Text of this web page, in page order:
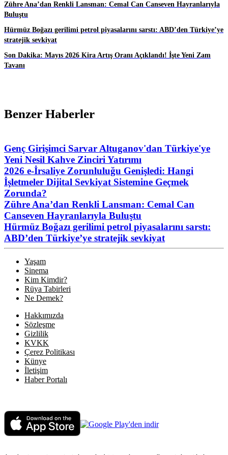
Zühre Ana’dan Renkli Lansman: Cemal Can Canseven Hayranlarıyla
Buluştu
Hürmüz Boğazı gerilimi petrol piyasalarını sarstı: ABD’den Türkiye’ye
stratejik sevkiyat
Son Dakika: Mayıs 2026 Kira Artış Oranı Açıklandı! İşte Yeni Zam
Tavanı
Benzer Haberler
Genç Girişimci Sarvar Altuganov'dan Türkiye'ye
Yeni Nesil Kahve Zinciri Yatırımı
2026 e-İrsaliye Zorunluluğu Genişledi: Hangi
İşletmeler Dijital Sevkiyat Sistemine Geçmek
Zorunda?
Zühre Ana’dan Renkli Lansman: Cemal Can
Canseven Hayranlarıyla Buluştu
Hürmüz Boğazı gerilimi petrol piyasalarını sarstı:
ABD’den Türkiye’ye stratejik sevkiyat
Yaşam
Sinema
Kim Kimdir?
Rüya Tabirleri
Ne Demek?
Hakkımızda
Sözleşme
Gizlilik
KVKK
Çerez Politikası
Künye
İletişim
Haber Portalı